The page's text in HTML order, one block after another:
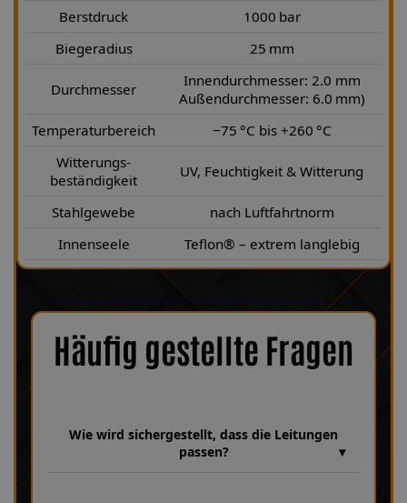
Berstdruck
1000 bar
Biegeradius
25 mm
Durchmesser
Innendurchmesser: 2.0 mm
Außendurchmesser: 6.0 mm)
Temperaturbereich
−75 °C bis +260 °C
Witterungs-
beständigkeit
UV, Feuchtigkeit & Witterung
Stahlgewebe
nach Luftfahrtnorm
Innenseele
Teflon® – extrem langlebig
Häufig gestellte Fragen
Wie wird sichergestellt, dass die Leitungen
passen?